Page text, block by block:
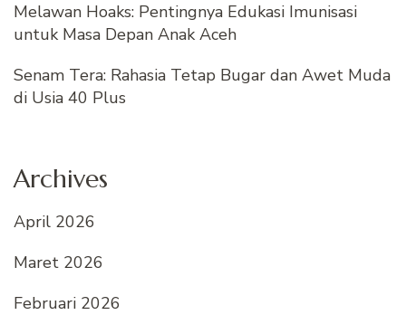
Melawan Hoaks: Pentingnya Edukasi Imunisasi
untuk Masa Depan Anak Aceh
Senam Tera: Rahasia Tetap Bugar dan Awet Muda
di Usia 40 Plus
Archives
April 2026
Maret 2026
Februari 2026